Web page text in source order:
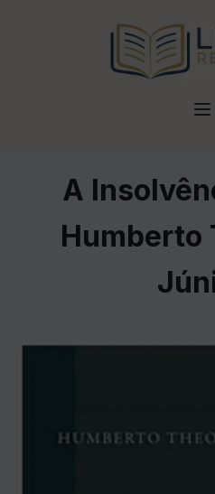
A
Humberto